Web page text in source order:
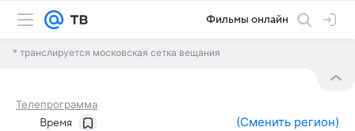
Фильмы онлайн
* транслируется московская сетка вещания
Телепрограмма
Время (Сменить регион)